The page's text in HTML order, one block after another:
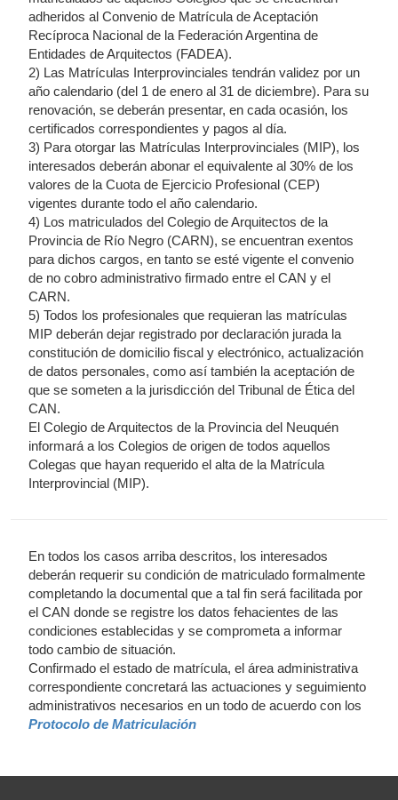
adheridos al Convenio de Matrícula de Aceptación
Recíproca Nacional de la Federación Argentina de
Entidades de Arquitectos (FADEA).
2) Las Matrículas Interprovinciales tendrán validez por un
año calendario (del 1 de enero al 31 de diciembre). Para su
renovación, se deberán presentar, en cada ocasión, los
certificados correspondientes y pagos al día.
3) Para otorgar las Matrículas Interprovinciales (MIP), los
interesados deberán abonar el equivalente al 30% de los
valores de la Cuota de Ejercicio Profesional (CEP)
vigentes durante todo el año calendario.
4) Los matriculados del Colegio de Arquitectos de la
Provincia de Río Negro (CARN), se encuentran exentos
para dichos cargos, en tanto se esté vigente el convenio
de no cobro administrativo firmado entre el CAN y el
CARN.
5) Todos los profesionales que requieran las matrículas
MIP deberán dejar registrado por declaración jurada la
constitución de domicilio fiscal y electrónico, actualización
de datos personales, como así también la aceptación de
que se someten a la jurisdicción del Tribunal de Ética del
CAN.
El Colegio de Arquitectos de la Provincia del Neuquén
informará a los Colegios de origen de todos aquellos
Colegas que hayan requerido el alta de la Matrícula
Interprovincial (MIP).
En todos los casos arriba descritos, los interesados
deberán requerir su condición de matriculado formalmente
completando la documental que a tal fin será facilitada por
el CAN donde se registre los datos fehacientes de las
condiciones establecidas y se comprometa a informar
todo cambio de situación.
Confirmado el estado de matrícula, el área administrativa
correspondiente concretará las actuaciones y seguimiento
administrativos necesarios en un todo de acuerdo con los
Protocolo de Matriculación